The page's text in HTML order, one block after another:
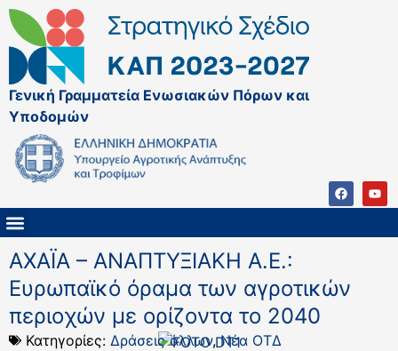
Γενική Γραμματεία Ενωσιακών Πόρων και
Υποδομών
ΑΧΑΪΑ – ΑΝΑΠΤΥΞΙΑΚΗ Α.Ε.:
Ευρωπαϊκό όραμα των αγροτικών
περιοχών με ορίζοντα το 2040
Κατηγορίες: Δράσεις άλλων,Νέα ΟΤΔ